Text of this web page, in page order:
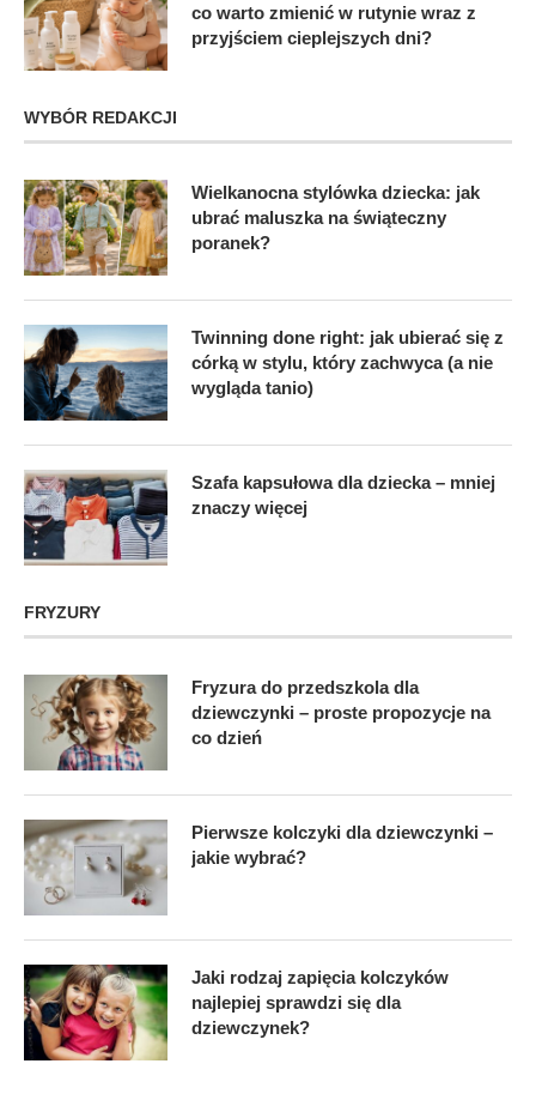
co warto zmienić w rutynie wraz z
przyjściem cieplejszych dni?
WYBÓR REDAKCJI
Wielkanocna stylówka dziecka: jak
ubrać maluszka na świąteczny
poranek?
Twinning done right: jak ubierać się z
córką w stylu, który zachwyca (a nie
wygląda tanio)
Szafa kapsułowa dla dziecka – mniej
znaczy więcej
FRYZURY
Fryzura do przedszkola dla
dziewczynki – proste propozycje na
co dzień
Pierwsze kolczyki dla dziewczynki –
jakie wybrać?
Jaki rodzaj zapięcia kolczyków
najlepiej sprawdzi się dla
dziewczynek?